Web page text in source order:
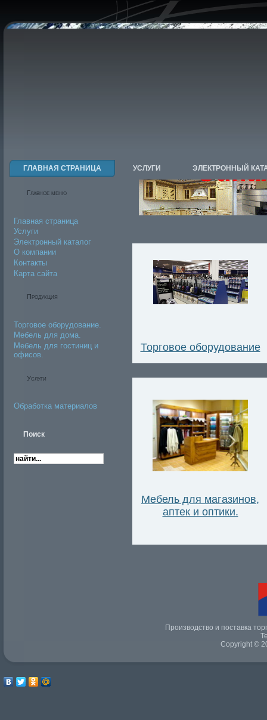
ГЛАВНАЯ СТРАНИЦА УСЛУГИ ЭЛЕКТРОННЫЙ
Главное меню
Главная страница
Услуги
Электронный каталог
О компании
Контакты
Карта сайта
Продукция
Торговое оборудование.
Мебель для дома.
Мебель для гостиниц и
офисов.
Услуги
Обработка материалов
Торговое оборудование
Мебель для магазинов,
аптек и оптики.
Производство и поставка
Copyright ©